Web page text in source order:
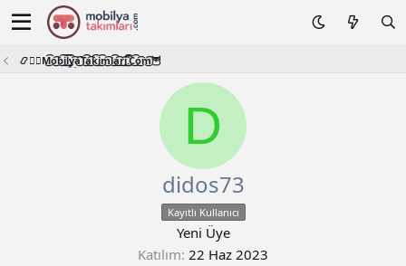
📿🧙‍♂️M͜͡o͜͡b͜͡i͜͡l͜͡y͜͡a͜͡T͜͡a͜͡k͜͡i͜͡m͜͡l͜͡a͜͡r͜͡i͜͡.͜͡C͜͡o͜͡m͜͡🦉
D
didos73
Kayıtlı Kullanıcı
Yeni Üye
Katılım 22 Haz 2023